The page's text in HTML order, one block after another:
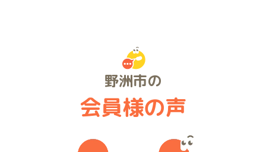
野洲市の
会員様の声